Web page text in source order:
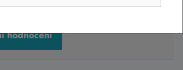
hodnocení